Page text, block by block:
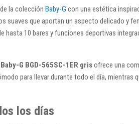
la colección Baby-G con una estética
que aportan un aspecto delicado y
10 bares y funciones deportivas
G BGD-565SC-1ER grisofrece una
para llevar durante todo el día,
los días